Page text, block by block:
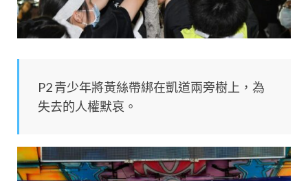
P2 青少年將黃絲帶綁在凱道兩旁樹上，為
失去的人權默哀。